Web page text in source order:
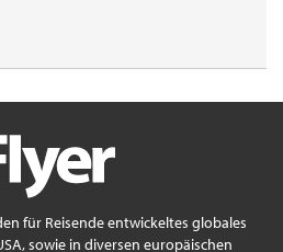
für Reisende entwickeltes globales
sowie in diversen europäischen